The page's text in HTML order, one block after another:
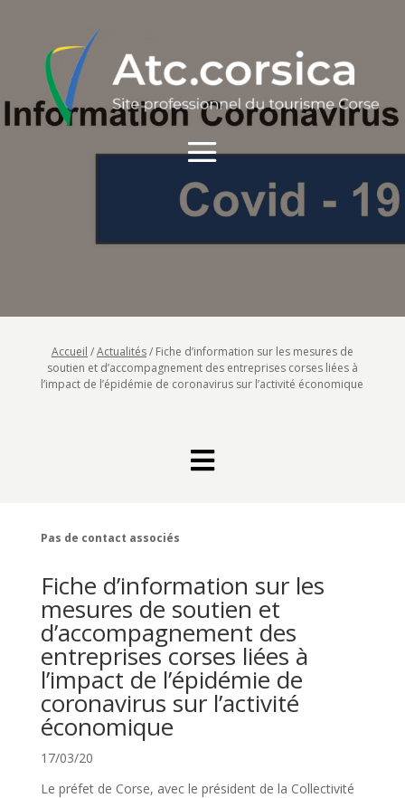
Accueil /Actualités/ Fiche d’information sur les mesures de
soutien et d’accompagnement des entreprises corses liées à
l’impact de l’épidémie de coronavirus sur l’activité économique

Pas de contact associés
Fiche d’information sur les
mesures de soutien et
d’accompagnement des
entreprises corses liées à
l’impact de l’épidémie de
coronavirus sur l’activité
économique
17/03/20
Le préfet de Corse, avec le président de la Collectivité